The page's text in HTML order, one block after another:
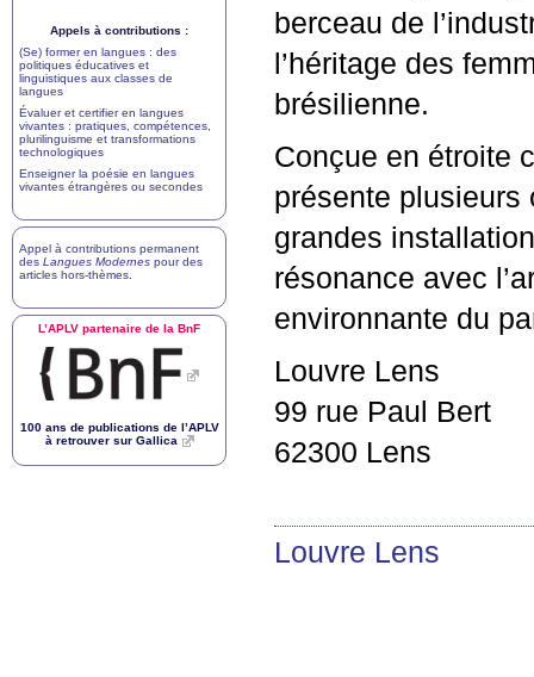
berceau de
l’héritage des
brésilienne.
Conçue en étroite
présente
grandes
résonance avec
environnante du
Louvre Lens
99 rue Paul Bert
62300 Lens
Louvre Lens
Appels à contributions :
(Se) former en langues : des
politiques éducatives et
linguistiques aux classes de
langues
Évaluer et certifier en langues
vivantes : pratiques, compétences,
plurilinguisme et transformations
technologiques
Enseigner la poésie en langues
vivantes étrangères ou secondes
Appel à contributions permanent
des Langues Modernes pour des
articles hors-thèmes
L’APLV partenaire de la BnF
100 ans de publications de l’APLV
à retrouver sur Gallica